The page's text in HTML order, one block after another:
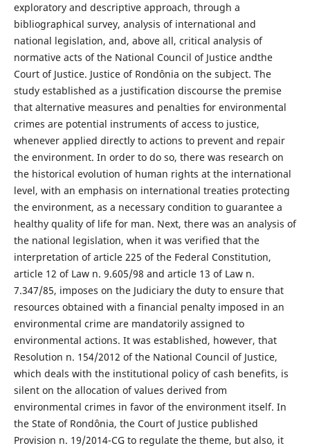
exploratory and descriptive approach, through a
bibliographical survey, analysis of international and
national legislation, and, above all, critical analysis of
normative acts of the National Council of Justice andthe
Court of Justice. Justice of Rondônia on the subject. The
study established as a justification discourse the premise
that alternative measures and penalties for environmental
crimes are potential instruments of access to justice,
whenever applied directly to actions to prevent and repair
the environment. In order to do so, there was research on
the historical evolution of human rights at the international
level, with an emphasis on international treaties protecting
the environment, as a necessary condition to guarantee a
healthy quality of life for man. Next, there was an analysis of
the national legislation, when it was verified that the
interpretation of article 225 of the Federal Constitution,
article 12 of Law n. 9.605/98 and article 13 of Law n.
7.347/85, imposes on the Judiciary the duty to ensure that
resources obtained with a financial penalty imposed in an
environmental crime are mandatorily assigned to
environmental actions. It was established, however, that
Resolution n. 154/2012 of the National Council of Justice,
which deals with the institutional policy of cash benefits, is
silent on the allocation of values derived from
environmental crimes in favor of the environment itself. In
the State of Rondônia, the Court of Justice published
Provision n. 19/2014-CG to regulate the theme, but also, it